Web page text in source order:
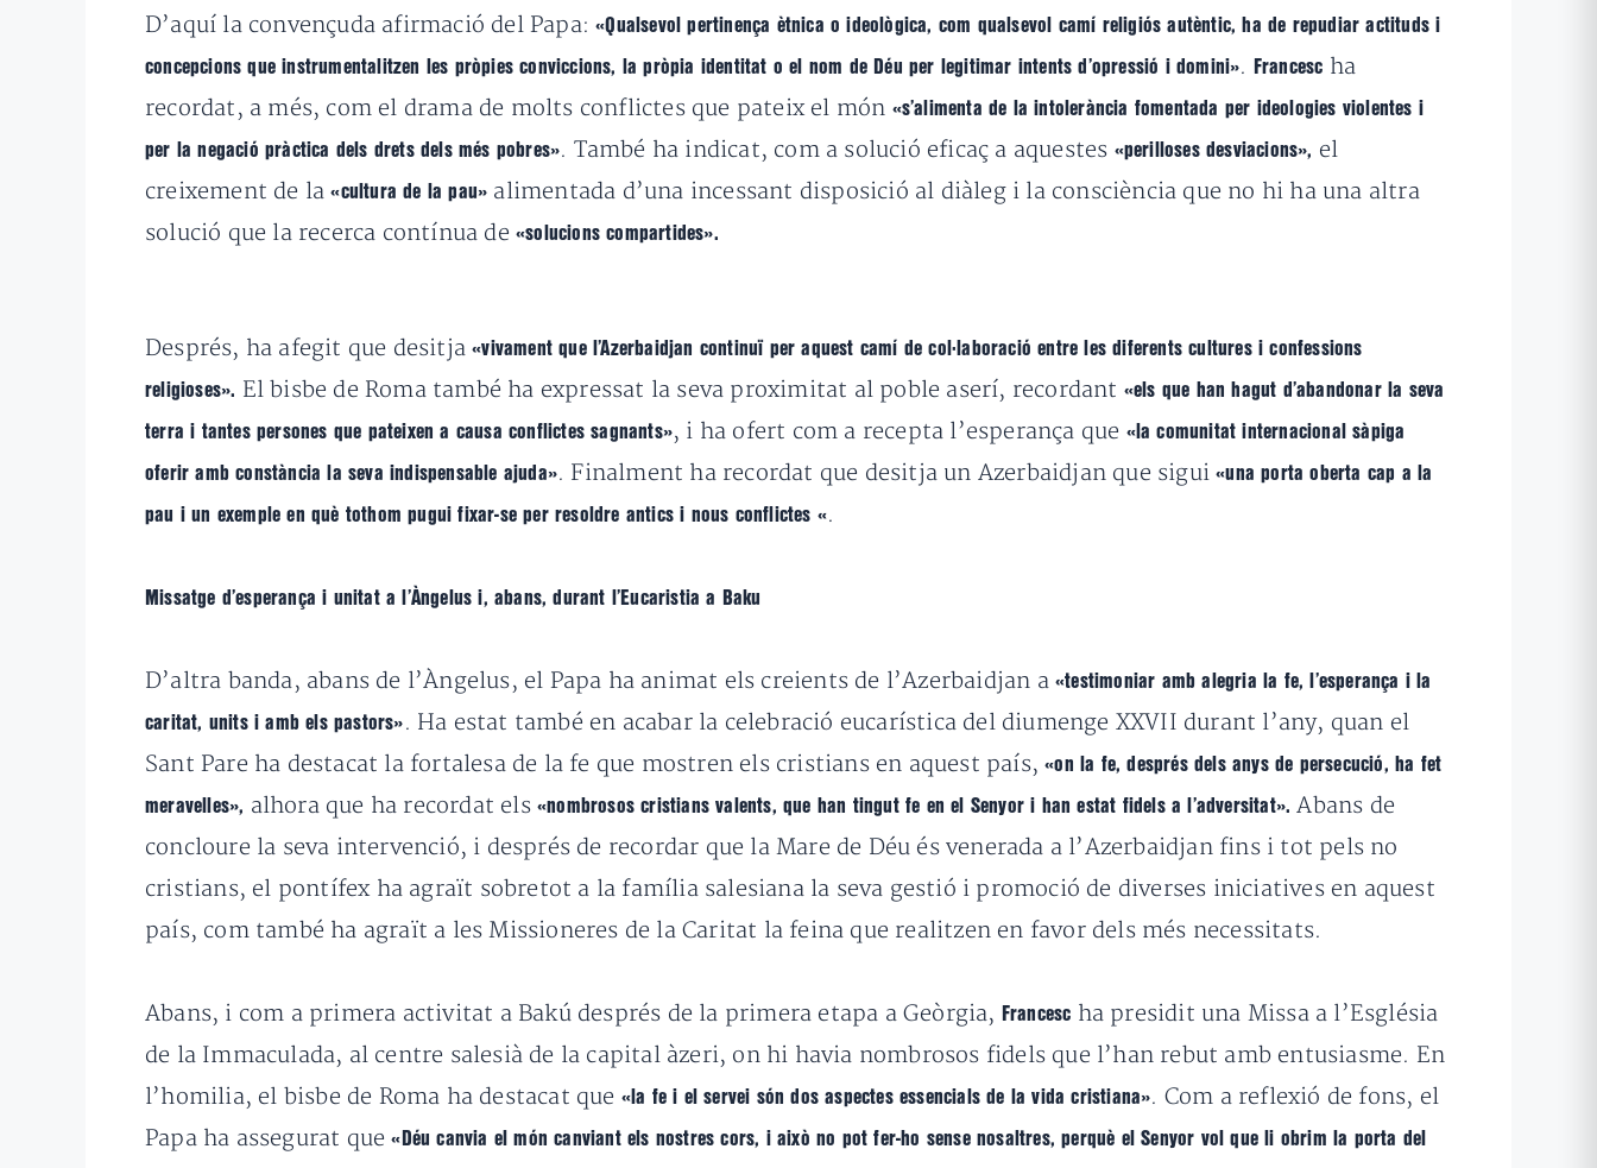
D’aquí la convençuda afirmació del Papa:«Qualsevol pertinença ètnica o ideològica, com qualsevol camí religiós autèntic, ha de repudiar actituds i
concepcions que instrumentalitzen les pròpies conviccions, la pròpia identitat o el nom de Déu per legitimar intents d’opressió i domini». Francesc ha
recordat, a més, com el drama de molts conflictes que pateix el món «s’alimenta de la intolerància fomentada per ideologies violentes i
per la negació pràctica dels drets dels més pobres». També ha indicat, com a solució eficaç a aquestes «perilloses desviacions», el
creixement de la «cultura de la pau» alimentada d’una incessant disposició al diàleg i la consciència que no hi ha una altra
solució que la recerca contínua de«solucions compartides».
Després, ha afegit que desitja«vivament que l’Azerbaidjan continuï per aquest camí de col·laboració entre les diferents cultures i confessions
religioses». El bisbe de Roma també ha expressat la seva proximitat al poble aserí, recordant «els que han hagut d’abandonar la seva
terra i tantes persones que pateixen a causa conflictes sagnants», i ha ofert com a recepta l’esperança que «la comunitat internacional sàpiga
oferir amb constància la seva indispensable ajuda». Finalment ha recordat que desitja un Azerbaidjan que sigui «una porta oberta cap a la
pau i un exemple en què tothom pugui fixar-se per resoldre antics i nous conflictes «.
Missatge d’esperança i unitat a l’Àngelus i, abans, durant l’Eucaristia a Baku
D’altra banda, abans de l’Àngelus, el Papa ha animat els creients de l’Azerbaidjan a «testimoniar amb alegria la fe, l’esperança i la
caritat, units i amb els pastors» . Ha estat també en acabarla celebració eucarística del diumenge XXVII durant l’any, quan el
Sant Pare ha destacat la fortalesa de la fe que mostren els cristians en aquest país,«on la fe, després dels anys de persecució, ha fet
meravelles», alhora que ha recordat els«nombrososcristians valents, que han tingut fe en el Senyor i han estat fidels a l’adversitat». Abans de
concloure la seva intervenció, i després de recordar que la Mare de Déu és venerada a l’Azerbaidjan fins i tot pels no
cristians, el pontífex ha agraït sobretot a la família salesiana la seva gestió i promoció de diverses iniciatives en aquest
país, com també ha agraït a les Missioneres de la Caritat la feina que realitzen en favor dels més necessitats.
Abans, i com a primera activitat a Bakú després de la primera etapa a Geòrgia, Francesc ha presidit una Missa a l’Església
de la Immaculada, al centre salesià de la capital àzeri, on hi havia nombrosos fidels que l’han rebut amb entusiasme. En
l’homilia, el bisbe de Roma ha destacat que «la fe i el servei són dos aspectes essencials de la vida cristiana». Com a reflexió de fons, el
Papa ha assegurat que«Déu canvia el món canviant els nostres cors, i això no pot fer-ho sense nosaltres, perquè elSenyor vol que li obrim la porta del